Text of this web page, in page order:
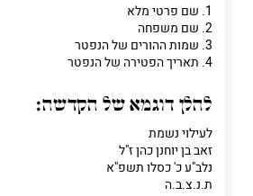
1. שם פרטי מלא
2. שם משפחה
3. שמות ההורים של הנפטר
4. תאריך הפטירה של הנפטר
להלן דוגמא של הקדשה:
לעילוי נשמת
זאב בן יוחנן כהן ז"ל
נלב"ע כ' כסלו תשפ"א
ת.נ.צ.ב.ה